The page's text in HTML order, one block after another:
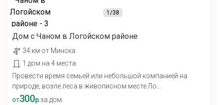
1/38
Дом с Чаном в Логойском районе
34 км от Минска
1 дом на 4 места
Провести время семьей или небольшой компанией на
природе, возле леса в живописном месте Ло...
от300р.за дом